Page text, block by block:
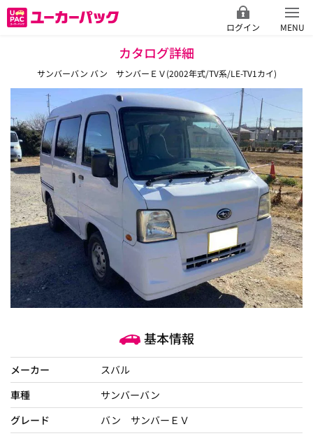
ログイン MENU
カタログ詳細
サンバーバン バン サンバーＥＶ(2002年式/TV系/LE-TV1カイ)
基本情報
メーカー
スバル
車種
サンバーバン
グレード
バン サンバーＥＶ